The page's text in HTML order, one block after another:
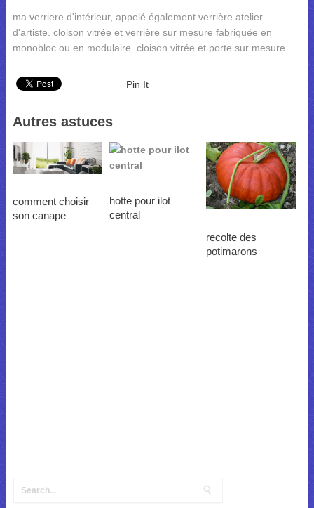
ma verriere d'intérieur, appelé également verrière atelier
d'artiste. cloison vitrée et verrière sur mesure fabriquée en
monobloc ou en modulaire. cloison vitrée et porte sur mesure.
Pin It
Autres astuces
comment choisir
son canape
hotte pour ilot
central
recolte des
potimarons